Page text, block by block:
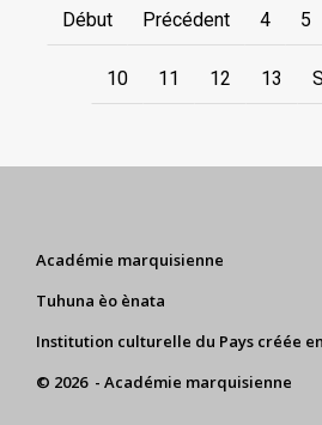
Début Précédent 4 5
10 11 12 13
Académie marquisienne
Tuhuna èo ènata
Institution culturelle du Pays créée
© 2026 - Académie marquisienne